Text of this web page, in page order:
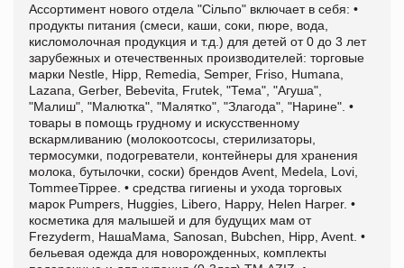
Ассортимент нового отдела "Сільпо" включает в себя: •
продукты питания (смеси, каши, соки, пюре, вода,
кисломолочная продукция и т.д.) для детей от 0 до 3 лет
зарубежных и отечественных производителей: торговые
марки Nestle, Hipp, Remedia, Semper, Friso, Humana,
Lazana, Gerber, Bebevita, Frutek, "Тема", "Агуша",
"Малиш", "Малютка", "Малятко", "Злагода", "Нарине". •
товары в помощь грудному и искусственному
вскармливанию (молокоотсосы, стерилизаторы,
термосумки, подогреватели, контейнеры для хранения
молока, бутылочки, соски) брендов Avent, Medela, Lovi,
TommeeTippee. • средства гигиены и ухода торговых
марок Pumpers, Huggies, Libero, Happy, Helen Harper. •
косметика для малышей и для будущих мам от
Frezyderm, НашаМама, Sanosan, Bubchen, Hipp, Avent. •
бельевая одежда для новорожденных, комплекты